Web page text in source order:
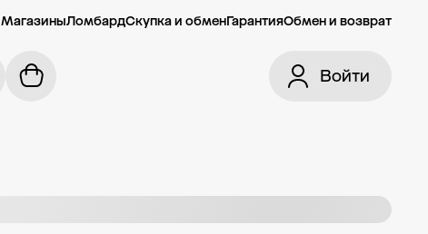
МагазиныЛомбардСкупка и обменГарантияОбмен и возврат
Войти